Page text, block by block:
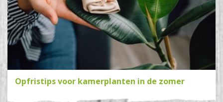
Opfristips voor kamerplanten in de zomer